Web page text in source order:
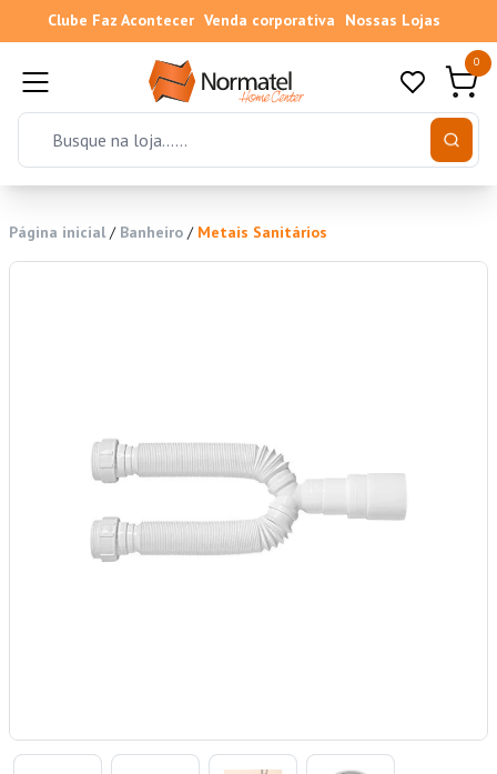
Clube Faz Acontecer Venda corporativa Nossas Lojas
0
Página inicial / Banheiro / Metais Sanitários